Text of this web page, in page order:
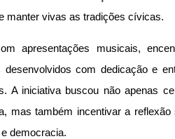
manter vivas as tradições cívicas.
apresentações musicais,
desenvolvidos com dedicação e
A iniciativa buscou não apenas
mas também incentivar a reflexão
democracia.